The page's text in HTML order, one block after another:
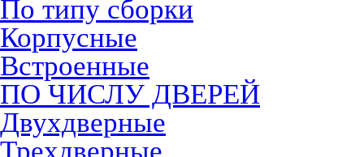
По типу сборки
Корпусные
Встроенные
ПО ЧИСЛУ ДВЕРЕЙ
Двухдверные